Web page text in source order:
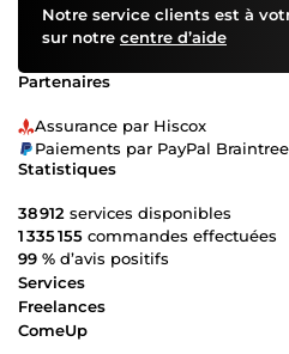
Notre service clients est à
sur notre centre d’aide
Partenaires
Assurance par Hiscox
Paiements par PayPal Braintree
Statistiques
38 912 services disponibles
1 335 155 commandes effectuées
99 % d’avis positifs
Services
Freelances
ComeUp